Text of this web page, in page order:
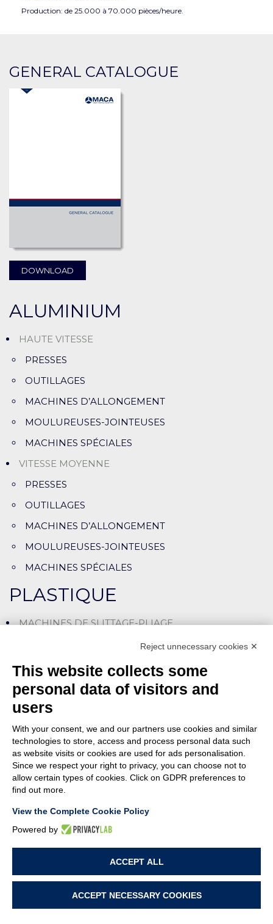
Production: de 25.000 à 70.000 pièces/heure.
GENERAL CATALOGUE
DOWNLOAD
ALUMINIUM
HAUTE VITESSE
PRESSES
OUTILLAGES
MACHINES D’ALLONGEMENT
MOULUREUSES-JOINTEUSES
MACHINES SPÉCIALES
VITESSE MOYENNE
PRESSES
OUTILLAGES
MACHINES D’ALLONGEMENT
MOULUREUSES-JOINTEUSES
MACHINES SPÉCIALES
PLASTIQUE
MACHINES DE SLITTAGE-PLIAGE
LIGNES DE SLITTAGE-ASSEMBLAGE
MACHINES DE DECOUPE-INSERTION
MACHINES SPÉCIALES
ASSEMBLAGE
ASSEMBLAGE PAR PRESSION
ASSEMBLAGE PAR VISSAGE
MACHINES SPÉCIALES
Italy - P.Iva: 01094690938 - Capitale sociale: 62.400,00 i.v. - Rea: PN-42876
Reject unnecessary cookies ✕
This website collects some
personal data of visitors and
users
With your consent, we and our partners use cookies and similar
technologies to store, access and process personal data such
as website visits or cookies are used for ads personalisation.
Since we respect your right to privacy, you can choose not to
allow certain types of cookies. Click on GDPR preferences to
find out more.
View the Complete Cookie Policy
Powered by
ACCEPT ALL
ACCEPT NECESSARY COOKIES